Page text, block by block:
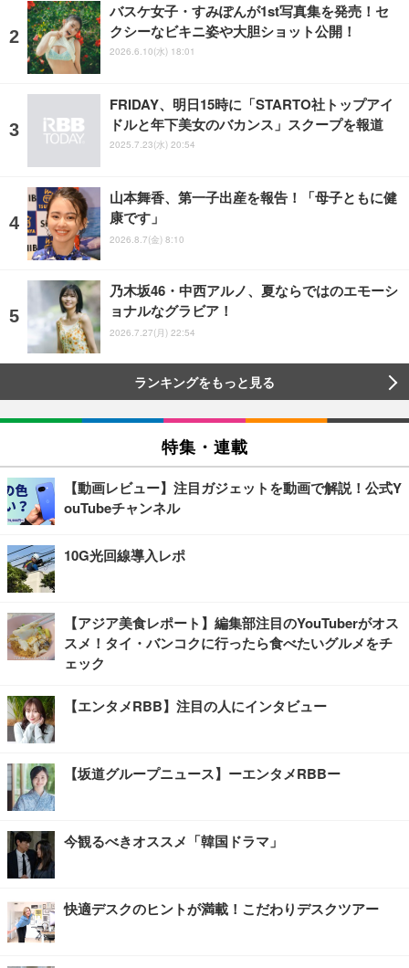
バスケ女子・すみぽんが1st写真集を発売！セ
クシーなビキニ姿や大胆ショット公開！
2026.6.10(水) 18:01
FRIDAY、明日15時に「STARTO社トップアイ
ドルと年下美女のバカンス」スクープを報道
2025.7.23(水) 20:54
山本舞香、第一子出産を報告！「母子ともに健
康です」
2026.8.7(金) 8:10
乃木坂46・中西アルノ、夏ならではのエモーシ
ョナルなグラビア！
2026.7.27(月) 22:54
ランキングをもっと見る
特集・連載
【動画レビュー】注目ガジェットを動画で解説！公式Y
ouTubeチャンネル
10G光回線導入レポ
【アジア美食レポート】編集部注目のYouTuberがオス
スメ！タイ・バンコクに行ったら食べたいグルメをチ
ェック
【エンタメRBB】注目の人にインタビュー
【坂道グループニュース】ーエンタメRBBー
今観るべきオススメ「韓国ドラマ」
快適デスクのヒントが満載！こだわりデスクツアー